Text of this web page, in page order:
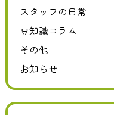
スタッフの日常
豆知識コラム
その他
お知らせ